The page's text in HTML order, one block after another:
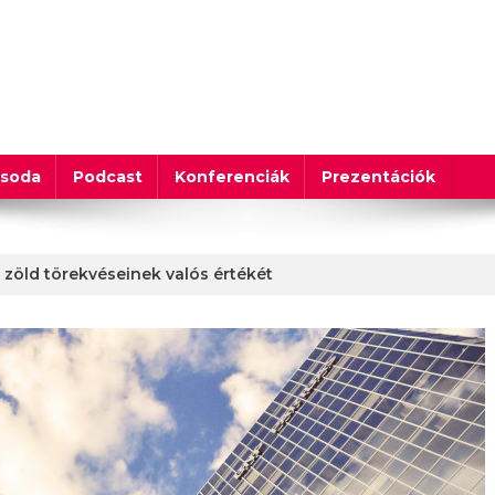
Podcast Konferenciák Prezentációk
törekvéseinek valós értékét